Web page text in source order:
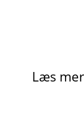
Læs